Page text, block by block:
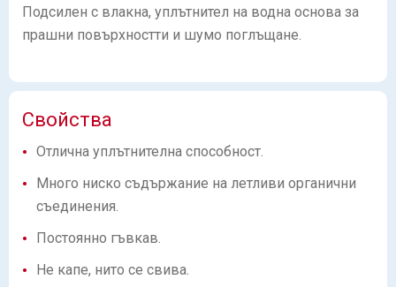
Подсилен с влакна, уплътнител на водна основа за
прашни повърхностти и шумо поглъщане.
Свойства
Отлична уплътнителна способност.
Много ниско съдържание на летливи органични
съединения.
Постоянно гъвкав.
Не капе, нито се свива.